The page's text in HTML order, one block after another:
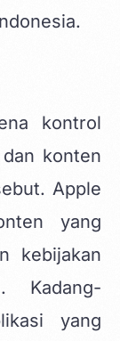
kontrol
konten
Apple
yang
kebijakan
Kadang-
yang